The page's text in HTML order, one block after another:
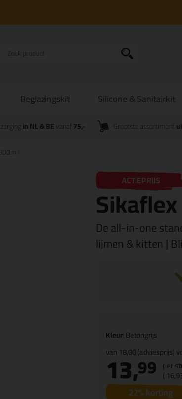
Beglazingskit Silicone & Sanitairkit
in NL & BEvanaf 75,- Grootste assortiment
ACTIEPRIJS
De all-in-one
lijmen & kitten |
Kleur: Betongrijs
van 18,00(adviesprijs)
13,99 per
( 16,
22% korting